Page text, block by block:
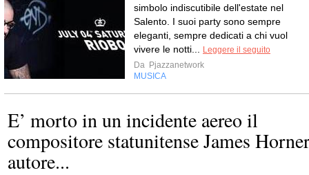
simbolo indiscutibile dell'estate nel
Salento. I suoi party sono sempre
eleganti, sempre dedicati a chi vuol
vivere le notti...
Leggere il seguito
Da Pjazzanetwork
MUSICA
E’ morto in un incidente aereo il
compositore statunitense James Horner
autore...